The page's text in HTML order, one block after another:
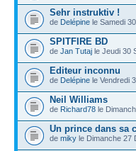
Sehr instruktiv !
de Delépine le Samedi
SPITFIRE BD
de Jan Tutaj le Jeudi 30
Editeur inconnu
de Delépine le Vendredi
Neil Williams
de Richard78 le
Un prince dans sa
de miky le Dimanche 27